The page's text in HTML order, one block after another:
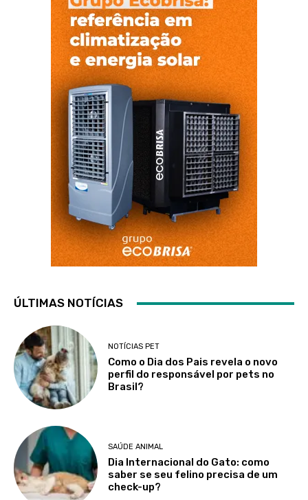
ÚLTIMAS NOTÍCIAS
NOTÍCIAS PET
Como o Dia dos Pais revela o novo
perfil do responsável por pets no
Brasil?
SAÚDE ANIMAL
Dia Internacional do Gato: como
saber se seu felino precisa de um
check-up?